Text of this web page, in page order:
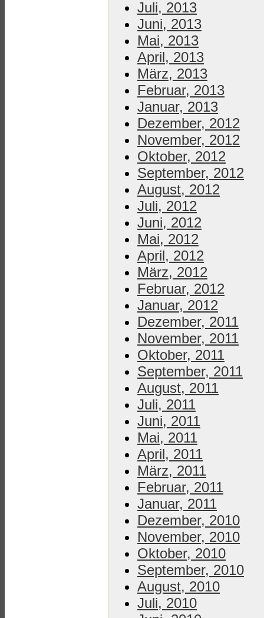
Juli, 2013
Juni, 2013
Mai, 2013
April, 2013
März, 2013
Februar, 2013
Januar, 2013
Dezember, 2012
November, 2012
Oktober, 2012
September, 2012
August, 2012
Juli, 2012
Juni, 2012
Mai, 2012
April, 2012
März, 2012
Februar, 2012
Januar, 2012
Dezember, 2011
November, 2011
Oktober, 2011
September, 2011
August, 2011
Juli, 2011
Juni, 2011
Mai, 2011
April, 2011
März, 2011
Februar, 2011
Januar, 2011
Dezember, 2010
November, 2010
Oktober, 2010
September, 2010
August, 2010
Juli, 2010